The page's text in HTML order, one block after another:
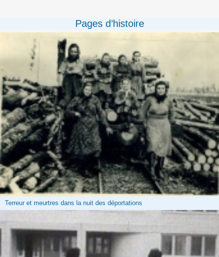
Pages d’histoire
Terreur et meurtres dans la nuit des déportations